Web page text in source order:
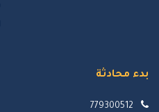
بدء محادثة
779300512